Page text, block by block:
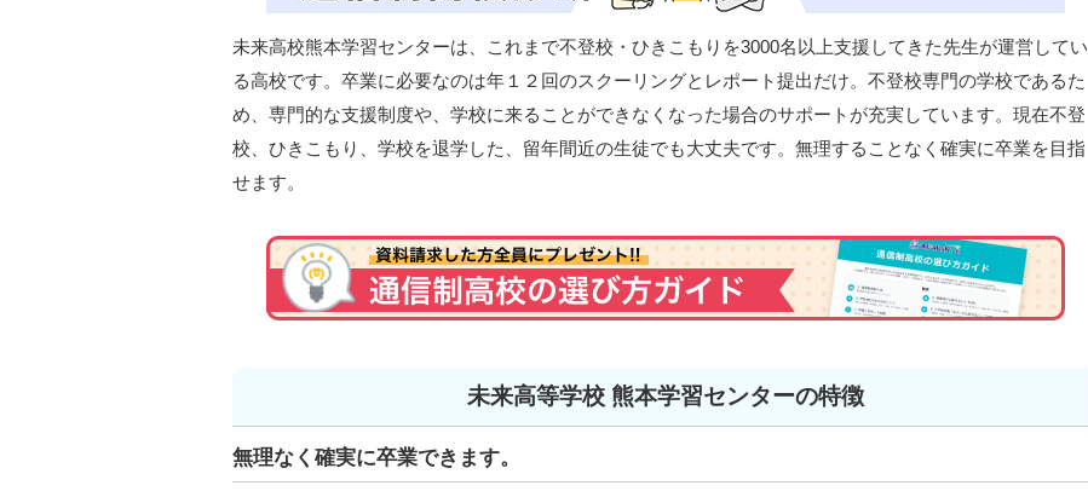
未来高校熊本学習センターは、これまで不登校・ひきこもりを3000名以上支援してきた先生が運営してい
る高校です。卒業に必要なのは年１２回のスクーリングとレポート提出だけ。不登校専門の学校であるた
め、専門的な支援制度や、学校に来ることができなくなった場合のサポートが充実しています。現在不登
校、ひきこもり、学校を退学した、留年間近の生徒でも大丈夫です。無理することなく確実に卒業を目指
せます。
未来高等学校 熊本学習センターの特徴
無理なく確実に卒業できます。